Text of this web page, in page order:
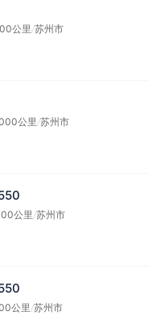
公里/苏州市
公里/苏州市
公里/苏州市
公里/苏州市